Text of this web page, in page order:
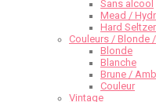
Sans alcool
Mead /
Hard Seltzer
Couleurs / Blonde
Blonde
Blanche
Brune /
Couleur
Vintage